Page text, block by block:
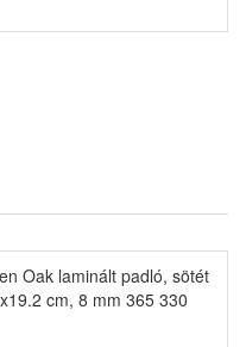
Oak laminált padló, sötét
cm, 8 mm 365 330